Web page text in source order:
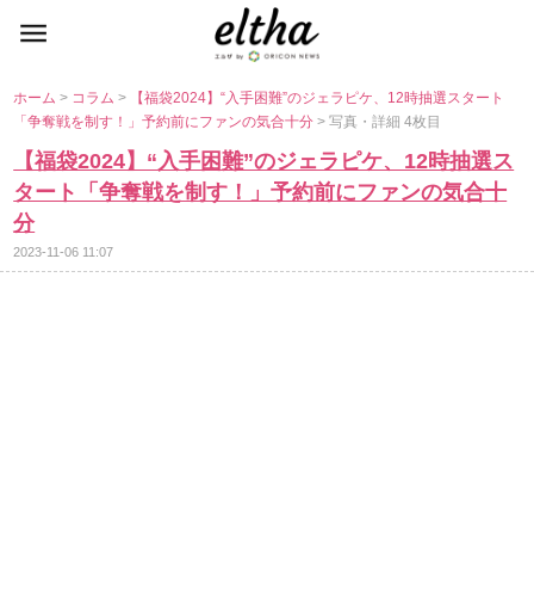
ホーム> コラム>
【福袋2024】“入手困難”のジェラピケ、12時抽選スタート
「争奪戦を制す！」予約前にファンの気合十分> 写真・詳細 4枚目
【福袋2024】“入手困難”のジェラピケ、12時抽選ス
タート「争奪戦を制す！」予約前にファンの気合十
分
2023-11-06 11:07